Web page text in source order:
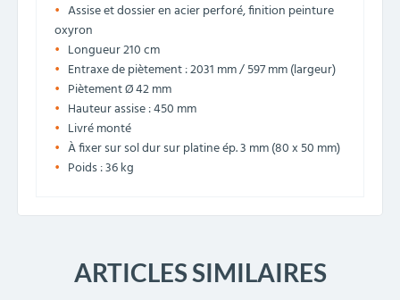
Assise et dossier en acier perforé, finition peinture
oxyron
Longueur 210 cm
Entraxe de piètement : 2031 mm / 597 mm (largeur)
Piètement Ø 42 mm
Hauteur assise : 450 mm
Livré monté
À fixer sur sol dur sur platine ép. 3 mm (80 x 50 mm)
Poids : 36 kg
ARTICLES SIMILAIRES